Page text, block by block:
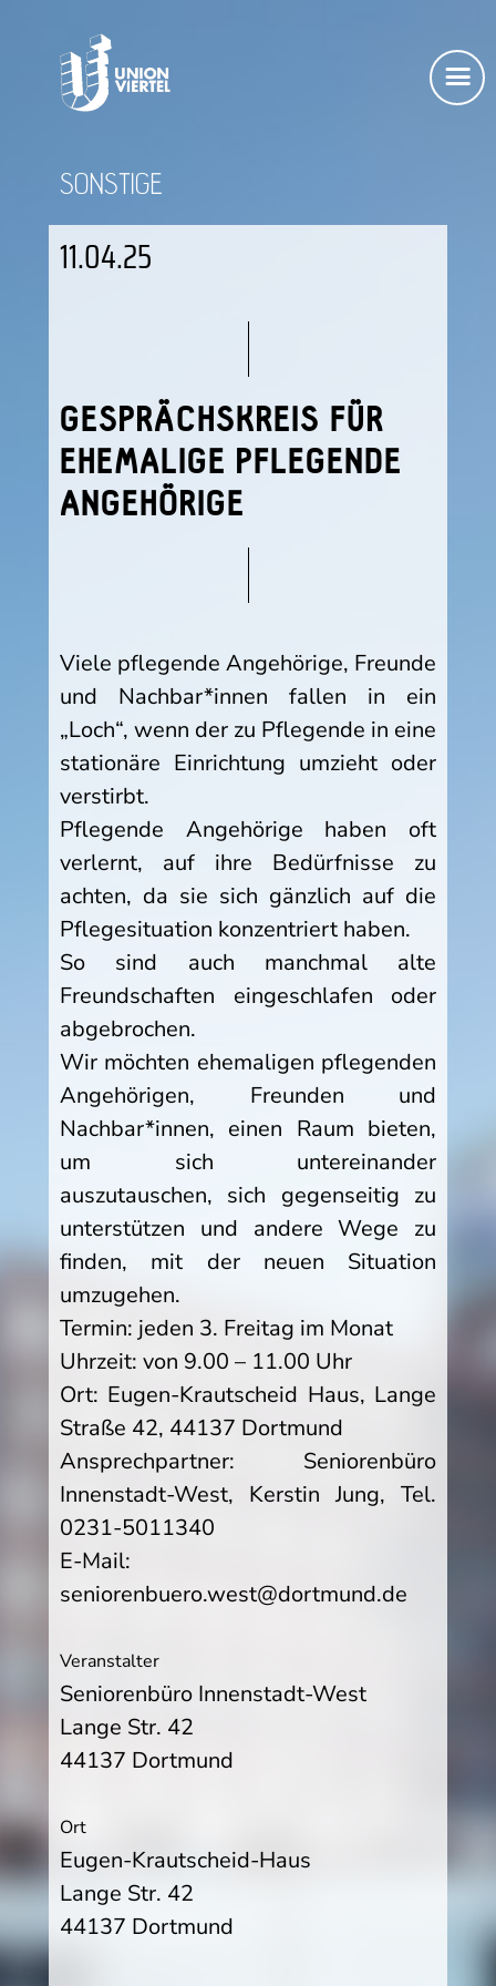
SONSTIGE
11.04.25
GESPRÄCHSKREIS FÜR
EHEMALIGE PFLEGENDE
ANGEHÖRIGE
Viele pflegende Angehörige, Freunde
und Nachbar*innen fallen in ein
„Loch“, wenn der zu Pflegende in eine
stationäre Einrichtung umzieht oder
verstirbt.
Pflegende Angehörige haben oft
verlernt, auf ihre Bedürfnisse zu
achten, da sie sich gänzlich auf die
Pflegesituation konzentriert haben.
So sind auch manchmal alte
Freundschaften eingeschlafen oder
abgebrochen.
Wir möchten ehemaligen pflegenden
Angehörigen, Freunden und
Nachbar*innen, einen Raum bieten,
um sich untereinander
auszutauschen, sich gegenseitig zu
unterstützen und andere Wege zu
finden, mit der neuen Situation
umzugehen.
Termin: jeden 3. Freitag im Monat
Uhrzeit: von 9.00 – 11.00 Uhr
Ort: Eugen-Krautscheid Haus, Lange
Straße 42, 44137 Dortmund
Ansprechpartner: Seniorenbüro
Innenstadt-West, Kerstin Jung, Tel.
0231-5011340
E-Mail:
seniorenbuero.west@dortmund.de
Veranstalter
Seniorenbüro Innenstadt-West
Lange Str. 42
44137 Dortmund
Ort
Eugen-Krautscheid-Haus
Lange Str. 42
44137 Dortmund